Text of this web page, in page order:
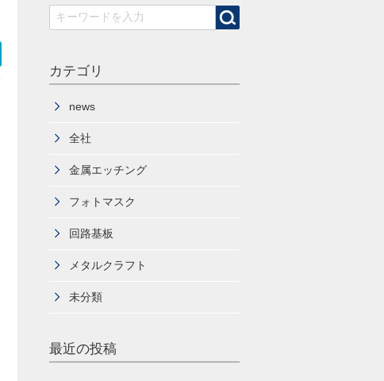
カテゴリ
news
全社
金属エッチング
フォトマスク
回路基板
メタルクラフト
未分類
最近の投稿